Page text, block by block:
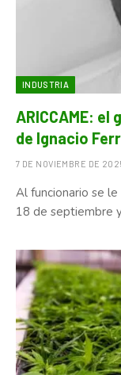
INDUSTRIA
ARICCAME:
de Ignacio
7 DE NOVIEMBRE DE
Al funcionario se
18 de septiembre